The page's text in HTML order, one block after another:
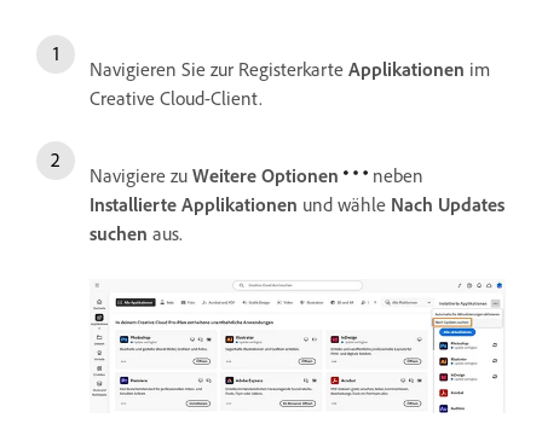
Navigieren Sie zur Registerkarte Applikationen im
Creative Cloud-Client.
Navigiere zu Weitere Optionen
neben
Installierte Applikationen und wähle Nach Updates
suchen aus.